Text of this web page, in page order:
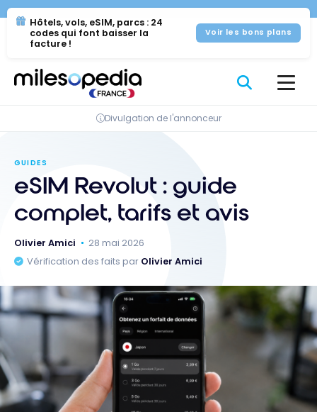
Panneau de gestion des cookies
Se
rendreHôtels, vols, eSIM, parcs : 24
codes qui font baisser la
facture !
Voir les bons plans
Divulgation de l'annonceur
GUIDES
eSIM Revolut : guide
complet, tarifs et avis
Olivier Amici
28 mai 2026
Vérification des faits par Olivier Amici